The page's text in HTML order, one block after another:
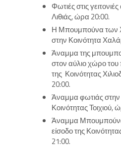
Φωτιές στις
Λιθιάς, ώρα 20:00.
Η Μπουμπούνα των
στην Κοινότητα
Άναμμα της
στον αύλιο χώρο του
της Κοινότητας
20:00.
Άναμμα φωτιάς στην
Κοινότητας Τοιχιού,
Άναμμα
είσοδο της
21:00.